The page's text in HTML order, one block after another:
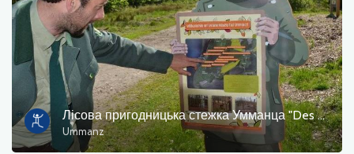
Лісова пригодницька стежка Умманца "Des Försters Wald"
Ummanz